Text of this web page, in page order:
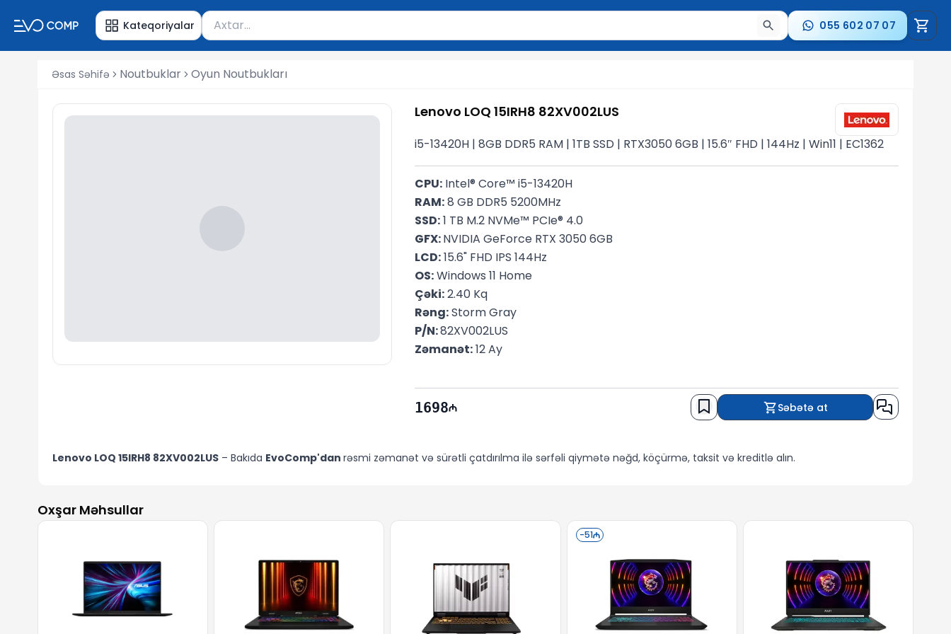
Kateqoriyalar Məhsul axtar
Axtarış üçün ən azı 2 simvol yazın. Göndərmək üçün Enter düyməsini basın və ya nəticələr arasında keçid etmək üçün ox
055 602 07 07
Əsas Səhifə Noutbuklar Oyun Noutbukları
Lenovo LOQ 15IRH8 82XV002LUS
i5-13420H | 8GB DDR5 RAM | 1TB SSD | RTX3050 6GB | 15.6″ FHD | 144Hz | Win11 | EC1362
CPU: Intel® Core™ i5-13420H
RAM: 8 GB DDR5 5200MHz
SSD: 1 TB M.2 NVMe™ PCIe® 4.0
GFX: NVIDIA GeForce RTX 3050 6GB
LCD: 15.6" FHD IPS 144Hz
OS: Windows 11 Home
Çəki: 2.40 Kq
Rəng: Storm Gray
P/N: 82XV002LUS
Zəmanət: 12 Ay
1698 Səbətə at
Lenovo LOQ 15IRH8 82XV002LUS– Bakıda EvoComp'dan rəsmi zəmanət və sürətli çatdırılma ilə sərfəli qiymətə nəğd, köçürmə, taksit və kreditlə alın.
Oxşar Məhsullar
-51